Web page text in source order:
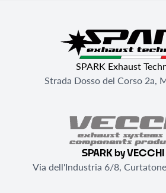
SPARK Exhaust
Strada Dosso del Corso 2a,
SPARK by VECCHI
Via dell'Industria 6/8,